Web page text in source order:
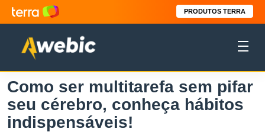
PRODUTOS TERRA
Como ser multitarefa sem pifar
seu cérebro, conheça hábitos
indispensáveis!